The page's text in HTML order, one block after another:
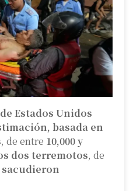
Estados Unidos
basada en
, de entre 10,000 y
dos terremotos, de
sacudieron